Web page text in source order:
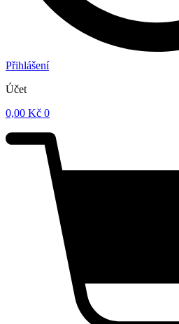
Přihlášení
Účet
0,00 Kč 0